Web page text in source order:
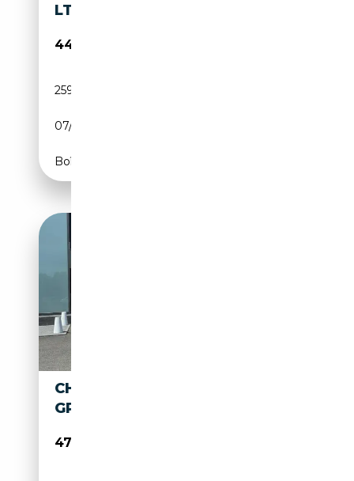
LT
44 990€
259 749 km
07/2015
Boîte automatique
CHEVROLET SUBURBAN
GPL
47 200€